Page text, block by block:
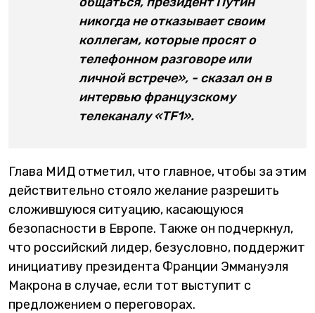
никогда не отказывает своим
коллегам, которые просят о
телефонном разговоре или
личной встрече», - сказал он в
интервью французскому
телеканалу «TF1».
Глава МИД отметил, что главное, чтобы за этим
действительно стояло желание разрешить
сложившуюся ситуацию, касающуюся
безопасности в Европе. Также он подчеркнул,
что российский лидер, безусловно, поддержит
инициативу президента Франции Эммануэля
Макрона в случае, если тот выступит с
предложением о переговорах.